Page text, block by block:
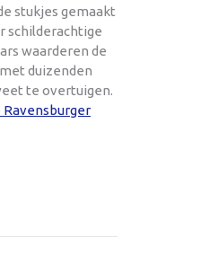
stukjes gemaakt
schilderachtige
waarderen de
duizenden
te overtuigen.